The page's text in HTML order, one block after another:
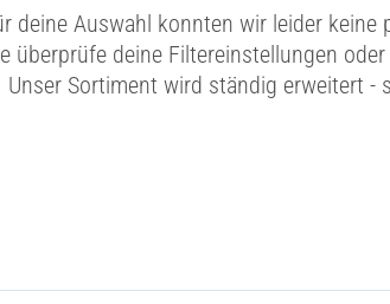
deine Auswahl konnten wir leider keine
überprüfe deine Filtereinstellungen
Unser Sortiment wird ständig erweitert -